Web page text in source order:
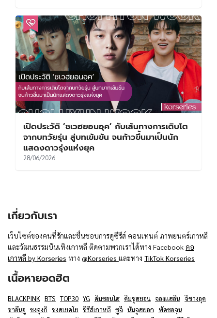
เปิดประวัติ ‘ชเวฮยอนอุค’ กับเส้นทางการเติบโต
จากบทวัยรุ่น สู่บทเข้มข้น จนก้าวขึ้นมาเป็นนัก
แสดงดาวรุ่งแห่งยุค
28/06/2026
เกี่ยวกับเรา
เว็บไซต์ของคนที่รักและชื่นชอบการดูซีรีส์ คอนเทนต์ ภาพยนตร์เกาหลี
และวัฒนธรรมบันเทิงเกาหลี ติดตามพวกเราได้ทาง Facebook คอ
เกาหลี by Korseries ทาง @Korseries และทาง TikTok Korseries
เนื้อหายอดฮิต
BLACKPINK BTS TOP30 YG คิมซอนโฮ คิมซูฮยอน จองแฮอิน จีชางอุค
ชาอึนอู ซงจุงกิ ซงฮเยคโย ซีรีส์เกาหลี ซูจี นัมจูฮยอก พัคซอจุน